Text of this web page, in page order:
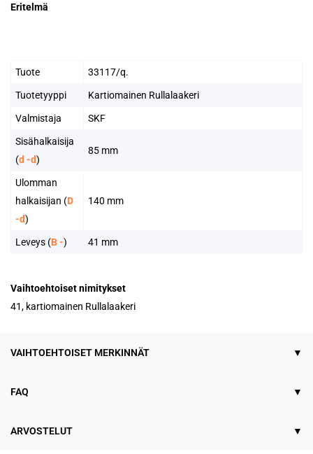
Eritelmä
Tuote 33117/q.
Tuotetyyppi Kartiomainen Rullalaakeri
Valmistaja SKF
Sisähalkaisija
(d -d)
85 mm
Ulomman
halkaisijan (D
-d)
140 mm
Leveys (B -) 41 mm
Vaihtoehtoiset nimitykset
41, kartiomainen Rullalaakeri
VAIHTOEHTOISET MERKINNÄT
FAQ
ARVOSTELUT